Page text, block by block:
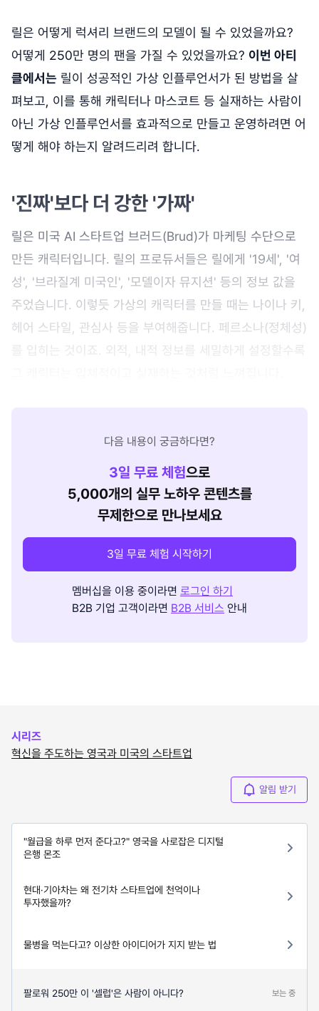
릴은 어떻게 럭셔리 브랜드의 모델이 될 수 있었을까요?
어떻게 250만 명의 팬을 가질 수 있었을까요? 이번 아티
클에서는 릴이 성공적인 가상 인플루언서가 된 방법을 살
펴보고, 이를 통해 캐릭터나 마스코트 등 실재하는 사람이
아닌 가상 인플루언서를 효과적으로 만들고 운영하려면 어
떻게 해야 하는지 알려드리려 합니다.
'진짜'보다 더 강한 '가짜'
릴은 미국 AI 스타트업 브러드(Brud)가 마케팅 수단으로
만든 캐릭터입니다. 릴의 프로듀서들은 릴에게 '19세', '여
성', '브라질계 미국인', '모델이자 뮤지션' 등의 정보 값을
주었습니다. 이렇듯 가상의 캐릭터를 만들 때는 나이나 키,
헤어 스타일, 관심사 등을 부여해줍니다. 페르소나(정체성)
를 입히는 것이죠. 외적, 내적 정보를 세밀하게 설정할수록
다음 내용이 궁금하다면?
3일 무료 체험으로
5,000개의 실무 노하우 콘텐츠를
무제한으로 만나보세요
3일 무료 체험 시작하기
멤버십을 이용 중이라면 로그인 하기
B2B 기업 고객이라면 B2B 서비스 안내
시리즈
혁신을 주도하는 영국과 미국의 스타트업
알림 받기
"월급을 하루 먼저 준다고?" 영국을 사로잡은 디지털
은행 몬조
현대·기아차는 왜 전기차 스타트업에 천억이나
투자했을까?
물병을 먹는다고? 이상한 아이디어가 지지 받는 법
팔로워 250만 이 '셀럽'은 사람이 아니다? 보는 중